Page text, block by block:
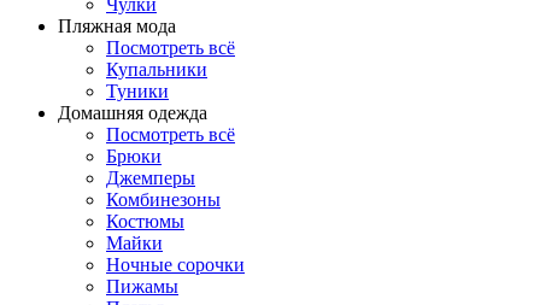
Пляжная мода
Посмотреть всё
Купальники
Туники
Домашняя одежда
Посмотреть всё
Брюки
Джемперы
Комбинезоны
Костюмы
Майки
Ночные сорочки
Пижамы